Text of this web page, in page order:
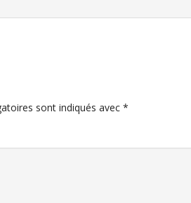
sont indiqués avec *